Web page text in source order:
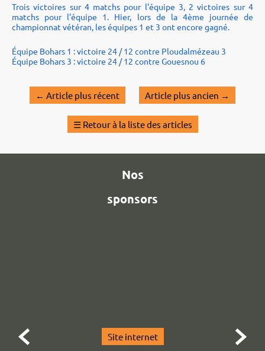
Trois victoires sur 4 matchs pour l'équipe 3, 2 victoires sur 4
matchs pour l'équipe 1. Hier, lors de la 4ème journée de
championnat vétéran, les équipes 1 et 3 ont encore gagné.
Équipe Bohars 1 : victoire 24 / 12 contre Ploudalmézeau 3
Équipe Bohars 3 : victoire 24 / 12 contre Gouesnou 6
← Article plus récent Article plus ancien →
☰ Retour à la liste des articles
Nos
sponsors
Site internet
 